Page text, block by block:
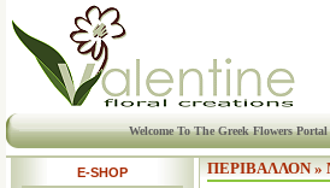
Welcome To The Greek Flowers Portal
E-SHOP
ΠΕΡΙΒΑΛΛΟΝ»